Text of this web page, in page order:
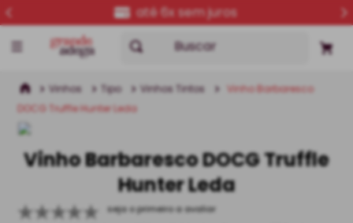
até 6x sem juros
Buscar
Vinhos Tipo Vinhos Tintos
Vinho Barbaresco
DOCG Truffle Hunter Leda
Vinho Barbaresco DOCG Truffle
Hunter Leda
seja o primeiro a avaliar